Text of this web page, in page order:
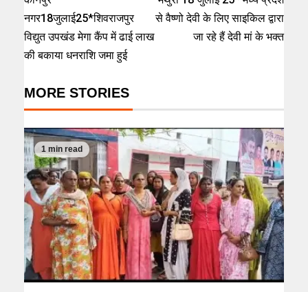
नगर18जुलाई25*शिवराजपुर
विद्युत उपखंड मेगा कैंप में ढाई लाख
की बकाया धनराशि जमा हुई
से वैष्णो देवी के लिए साइकिल द्वारा
जा रहे हैं देवी मां के भक्त
MORE STORIES
1 min read